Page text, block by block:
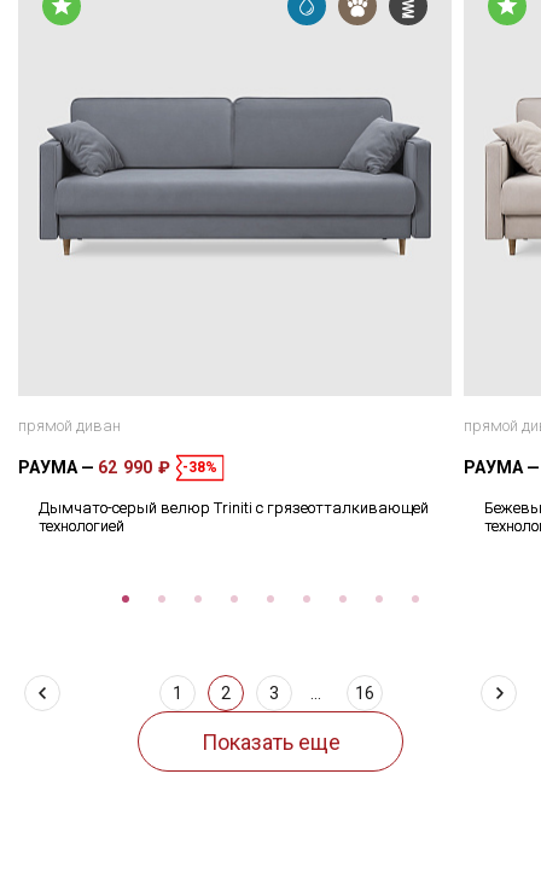
прямой диван
РАУМА 62 990 ₽ -38%
Дымчато-серый велюр Triniti с грязеотталкивающей
технологией
прямой
РАУМА
1 2 3 16